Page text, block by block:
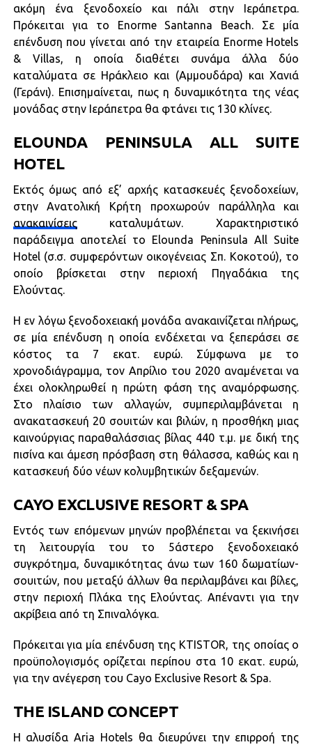
ακόμη ένα ξενοδοχείο και πάλι στην Ιεράπετρα.
Πρόκειται για το Enorme Santanna Beach. Σε μία
επένδυση που γίνεται από την εταιρεία Enorme Hotels
& Villas, η οποία διαθέτει συνάμα άλλα δύο
καταλύματα σε Ηράκλειο και (Αμμουδάρα) και Χανιά
(Γεράνι). Επισημαίνεται, πως η δυναμικότητα της νέας
μονάδας στην Ιεράπετρα θα φτάνει τις 130 κλίνες.
ELOUNDA PENINSULA ALL SUITE
HOTEL
Εκτός όμως από εξ’ αρχής κατασκευές ξενοδοχείων,
στην Ανατολική Κρήτη προχωρούν παράλληλα και
ανακαινίσειςκαταλυμάτων. Χαρακτηριστικό
παράδειγμα αποτελεί το Elounda Peninsula All Suite
Hotel (σ.σ. συμφερόντων οικογένειας Σπ. Κοκοτού), το
οποίο βρίσκεται στην περιοχή Πηγαδάκια της
Ελούντας.
Η εν λόγω ξενοδοχειακή μονάδα ανακαινίζεται πλήρως,
σε μία επένδυση η οποία ενδέχεται να ξεπεράσει σε
κόστος τα 7 εκατ. ευρώ. Σύμφωνα με το
χρονοδιάγραμμα, τον Απρίλιο του 2020 αναμένεται να
έχει ολοκληρωθεί η πρώτη φάση της αναμόρφωσης.
Στο πλαίσιο των αλλαγών, συμπεριλαμβάνεται η
ανακατασκευή 20 σουιτών και βιλών, η προσθήκη μιας
καινούργιας παραθαλάσσιας βίλας 440 τ.μ. με δική της
πισίνα και άμεση πρόσβαση στη θάλασσα, καθώς και η
κατασκευή δύο νέων κολυμβητικών δεξαμενών.
CAYO EXCLUSIVE RESORT & SPA
Εντός των επόμενων μηνών προβλέπεται να ξεκινήσει
τη λειτουργία του το 5άστερο ξενοδοχειακό
συγκρότημα, δυναμικότητας άνω των 160 δωματίων-
σουιτών, που μεταξύ άλλων θα περιλαμβάνει και βίλες,
στην περιοχή Πλάκα της Ελούντας. Απέναντι για την
ακρίβεια από τη Σπιναλόγκα.
Πρόκειται για μία επένδυση της KTISTOR, της οποίας ο
προϋπολογισμός ορίζεται περίπου στα 10 εκατ. ευρώ,
για την ανέγερση του Cayo Exclusive Resort & Spa.
THE ISLAND CONCEPT
Η αλυσίδα Aria Hotels θα διευρύνει την επιρροή της